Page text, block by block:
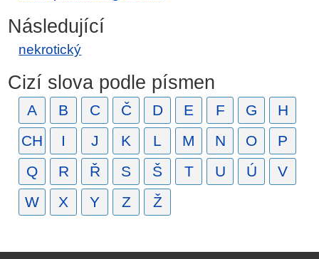
Následující
nekrotický
Cizí slova podle písmen
A B C Č D E F G
H
CH
I J K L M N O
P
Q
R Ř S Š T U Ú
V
W
X Y Z Ž